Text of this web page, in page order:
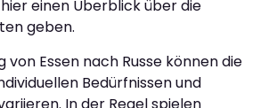
einen Überblick über die
geben.
von Essen nach Russe können die
Bedürfnissen und
In der Regel spielen